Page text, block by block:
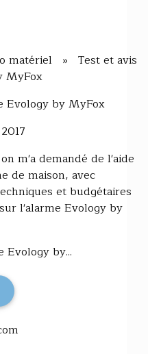
matériel » Test et avis
MyFox
Evology by MyFox
m'a demandé de l'aide
de maison, avec
et budgétaires
l'alarme Evology by
Evology by...